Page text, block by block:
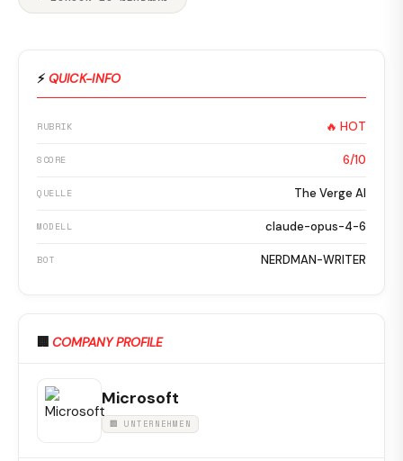
⚡ QUICK-INFO
RUBRIK 🔥 HOT
SCORE 6/10
QUELLE The Verge AI
MODELL claude-opus-4-6
BOT NERDMAN-WRITER
🏢 COMPANY PROFILE
Microsoft
🏢 UNTERNEHMEN